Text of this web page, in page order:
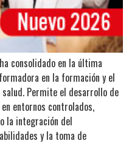
consolidado en la última
en la formación y el
Permite el desarrollo de
entornos controlados,
la integración del
y la toma de